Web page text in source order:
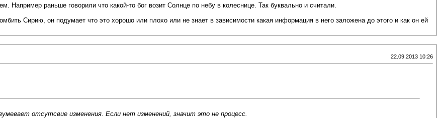
Например раньше говорили что какой-то бог возит Солнце по небу в колеснице. Так буквально и считали.
Сирию, он подумает что это хорошо или плохо или не знает в зависимости какая информация в него заложена до этого и как он ей
22.09.2013 10:26
отсутсвие изменения. Если нет изменений, значит это не процесс.